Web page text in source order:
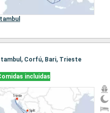
Corfú, Bari, Trieste
incluidas